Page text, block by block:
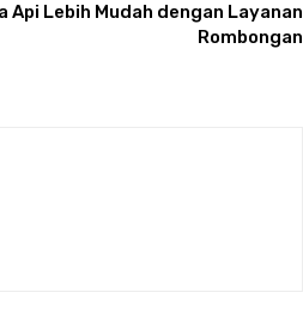
Api Lebih Mudah dengan Layanan
Rombongan